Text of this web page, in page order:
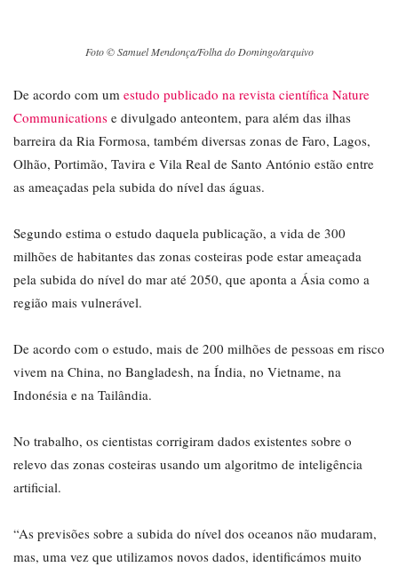
Foto © Samuel Mendonça/Folha do Domingo/arquivo
De acordo com um estudo publicado na revista científica Nature
Communications e divulgado anteontem, para além das ilhas
barreira da Ria Formosa, também diversas zonas de Faro, Lagos,
Olhão, Portimão, Tavira e Vila Real de Santo António estão entre
as ameaçadas pela subida do nível das águas.
Segundo estima o estudo daquela publicação, a vida de 300
milhões de habitantes das zonas costeiras pode estar ameaçada
pela subida do nível do mar até 2050, que aponta a Ásia como a
região mais vulnerável.
De acordo com o estudo, mais de 200 milhões de pessoas em risco
vivem na China, no Bangladesh, na Índia, no Vietname, na
Indonésia e na Tailândia.
No trabalho, os cientistas corrigiram dados existentes sobre o
relevo das zonas costeiras usando um algoritmo de inteligência
artificial.
“As previsões sobre a subida do nível dos oceanos não mudaram,
mas, uma vez que utilizamos novos dados, identificámos muito